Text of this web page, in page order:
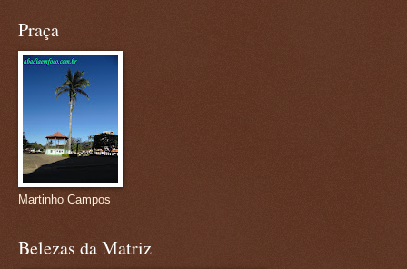
Praça
Martinho Campos
Belezas da Matriz